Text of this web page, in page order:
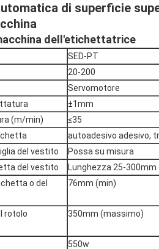
di superficie
dell'etichettatrice
SED-PT
20-200
Servomotore
±1mm
(m/min)
≤35
autoadesivo adesivo,
del vestito
Possa su misura
del vestito
Lunghezza 25-
o del
76mm (min)
rotolo
350mm (massimo)
550w